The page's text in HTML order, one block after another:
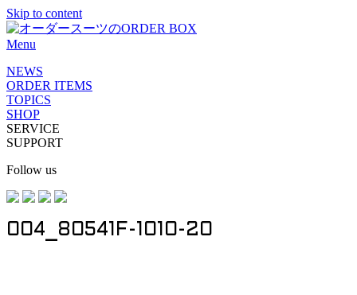
Skip to content
Menu
NEWS
ORDER ITEMS
TOPICS
SHOP
SERVICE
SUPPORT
Follow us
004_80541F-1010-20